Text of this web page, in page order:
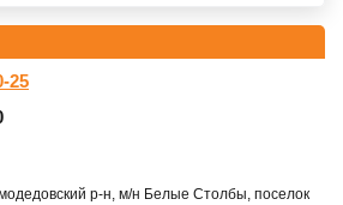
25
р-н, м/н Белые Столбы, поселок